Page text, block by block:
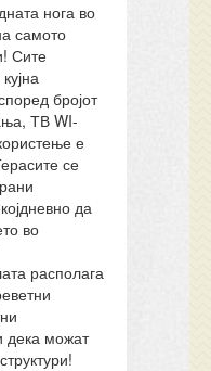
нога во
самото
Сите
бројот
ТВ WI-
е
се
да
во
располага
дека можат